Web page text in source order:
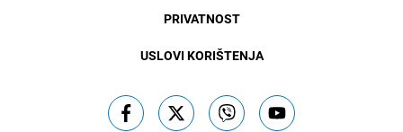
PRIVATNOST
USLOVI KORIŠTENJA